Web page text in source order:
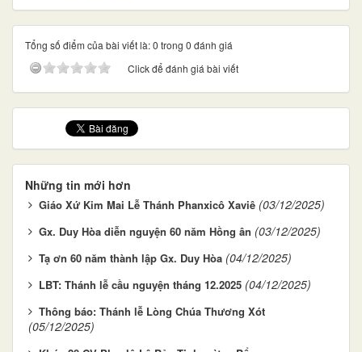
Tổng số điểm của bài viết là: 0 trong 0 đánh giá
Click để đánh giá bài viết
Những tin mới hơn
Giáo Xứ Kim Mai Lễ Thánh Phanxicô Xaviê (03/12/2025)
Gx. Duy Hòa diễn nguyện 60 năm Hồng ân (03/12/2025)
Tạ ơn 60 năm thành lập Gx. Duy Hòa (04/12/2025)
LBT: Thánh lễ cầu nguyện tháng 12.2025 (04/12/2025)
Thông báo: Thánh lễ Lòng Chúa Thương Xót
(05/12/2025)